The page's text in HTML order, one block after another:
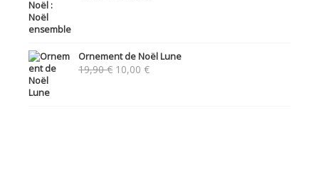
Ornement de Noël Lune
19,90€ Le
10,00 €Le